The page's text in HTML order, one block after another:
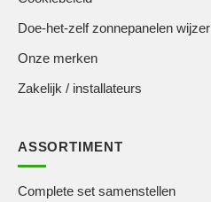
Doe-het-zelf zonnepanelen wijzer
Onze merken
Zakelijk / installateurs
ASSORTIMENT
Complete set samenstellen